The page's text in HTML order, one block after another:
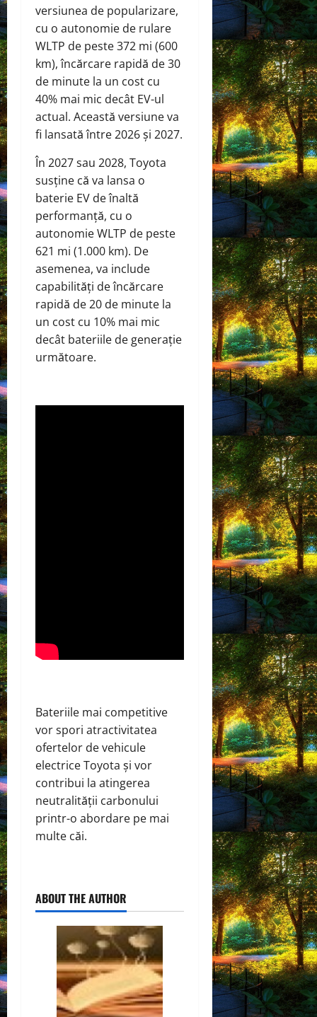
versiunea de popularizare,
cu o autonomie de rulare
WLTP de peste 372 mi (600
km), încărcare rapidă de 30
de minute la un cost cu
40% mai mic decât EV-ul
actual. Această versiune va
fi lansată între 2026 și 2027.
În 2027 sau 2028, Toyota
susține că va lansa o
baterie EV de înaltă
performanță, cu o
autonomie WLTP de peste
621 mi (1.000 km). De
asemenea, va include
capabilități de încărcare
rapidă de 20 de minute la
un cost cu 10% mai mic
decât bateriile de generație
următoare.
Bateriile mai competitive
vor spori atractivitatea
ofertelor de vehicule
electrice Toyota și vor
contribui la atingerea
neutralității carbonului
printr-o abordare pe mai
multe căi.
ABOUT THE AUTHOR